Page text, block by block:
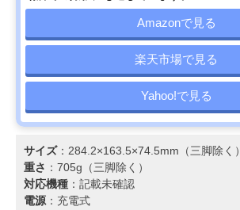
Amazonで見る
楽天市場で見る
Yahoo!で見る
サイズ：284.2×163.5×74.5mm（三脚除く）
重さ ：705g（三脚除く）
対応機種 ：記載未確認
電源 ：充電式